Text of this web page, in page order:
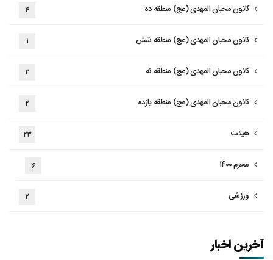
کانون محبان المهدی (عج) منطقه ده ۴
کانون محبان المهدی (عج) منطقه شش ۱
کانون محبان المهدی (عج) منطقه نه ۲
کانون محبان المهدی (عج) منطقه یازده ۲
هیئت ۲۳
محرم ۱۴۰۰ ۶
ورزشی ۲
آخرین اخبار